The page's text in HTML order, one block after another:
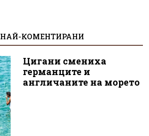
НАЙ-КОМЕНТИРАНИ
Цигани смениха
германците и
англичаните на морето